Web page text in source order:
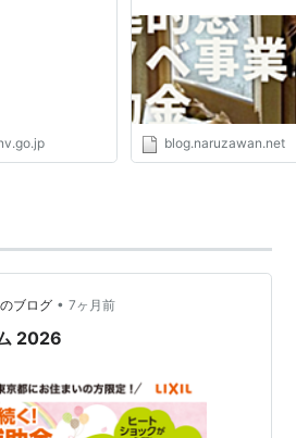
blog.naruzawan.net
ブログ • 7ヶ月前
2026